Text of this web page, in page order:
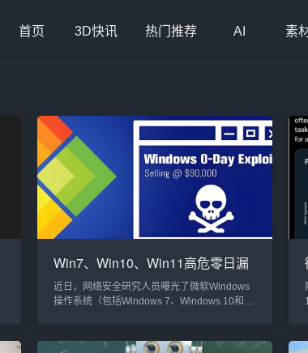
首页 3D快讯 热门推荐 AI 素
Win7、Win10、Win11高危零日漏
洞曝光：查看文件即可被盗号，非
官方补丁已放出
近日，网络安全研究人员曝光了微软Windows
操作系统（包括Windows 7、Windows 10和
件，就能实现远程代码执行，进而窃取用户的